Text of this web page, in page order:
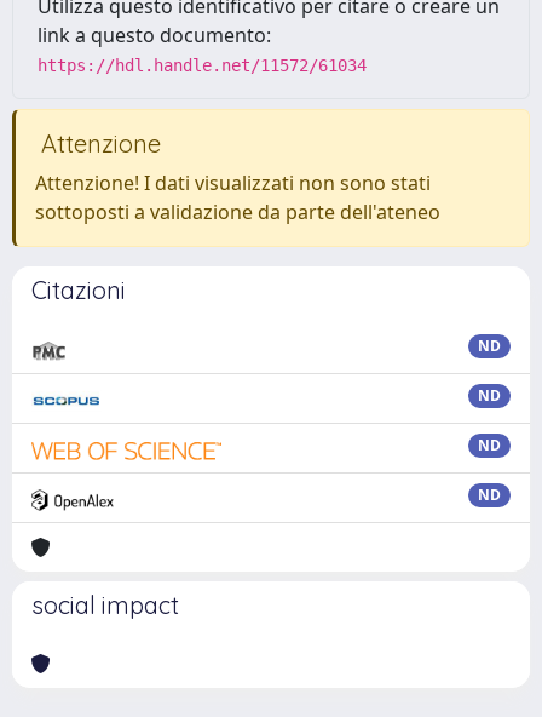
Utilizza questo identificativo per citare o creare un
link a questo documento:
https://hdl.handle.net/11572/61034
Attenzione
Attenzione! I dati visualizzati non sono stati
sottoposti a validazione da parte dell'ateneo
Citazioni
ND
ND
ND
ND
social impact